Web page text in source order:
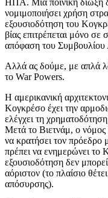
νομιμοποιήσει χρήση
εξουσιοδότηση του
βίας επιτρέπεται μόνο σε
απόφαση του Συμβουλίου
Αλλά ας δούμε, με απλά
το War Powers.
Η αμερικανική
Κογκρέσο έχει την
ελέγχει τη
Μετά το Βιετνάμ, ο νόμος
να κρατήσει τον πρόεδρο
πρέπει να ενημερώνει το
εξουσιοδότηση δεν
αόριστον (το πλαίσιο
απόσυρσης).